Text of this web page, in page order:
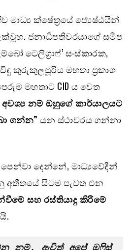
මාධ්‍ය ක්ෂේත්‍රයේ ජ්‍යෙෂ්ඨයින්
ජනාධිපතිවරයාගේ සමීප
ටෙලිග්‍රාෆ්’ සංස්කාරක,
කුරුකුලසූරිය මහතා ප්‍රකාශ
මහතාට CID ය වෙත
නම් ඔහුගේ කාර්යාලයට
ගන්න” යන ස්ථාවරය ගන්නා
දෙන්නේ, මාධ්‍යවේදීන්
අතීතයේ සිටම පැවත එන
සහ රස්තියාදු කිරීමේ
නම්, ඇවිත් අපේ ඔෆිස්